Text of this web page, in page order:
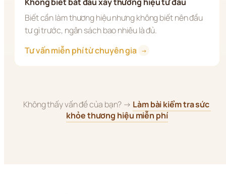
Biết cần làm thương hiệu nhưng không biết nên đầu
tư gì trước, ngân sách bao nhiêu là đủ.
Tư vấn miễn phí từ chuyên gia
→
Không thấy vấn đề của bạn? → Làm bài kiểm tra sức
khỏe thương hiệu miễn phí